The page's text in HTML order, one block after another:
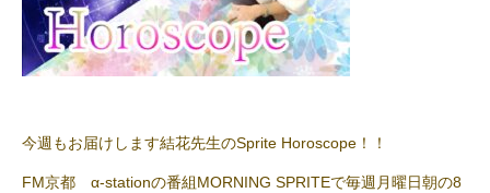
今週もお届けします結花先生のSprite Horoscope！！
FM京都 α-stationの番組MORNING SPRITEで毎週月曜日朝の8